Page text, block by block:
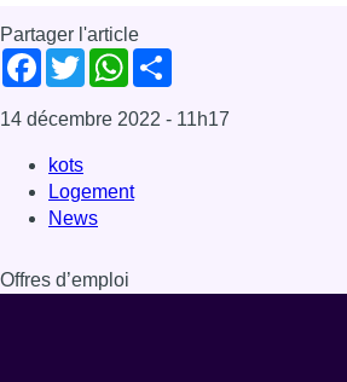
Partager l'article
Facebook
TwitterWhatsApp
14 décembre 2022 - 11h17
kots
Logement
News
Offres d’emploi